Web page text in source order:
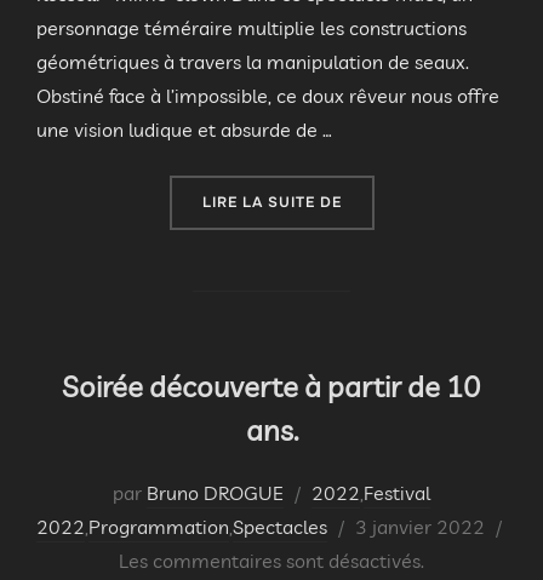
personnage téméraire multiplie les constructions
géométriques à travers la manipulation de seaux.
Obstiné face à l’impossible, ce doux rêveur nous offre
une vision ludique et absurde de …
LIRE LA SUITE DE« SOIRÉE D’OUVERTURE
Soirée découverte à partir de 10
ans.
par Bruno DROGUE 2022 Festival
2022 Programmation Spectacles
Publié
le
3 janvier 2022
Les commentaires sont désactivés.